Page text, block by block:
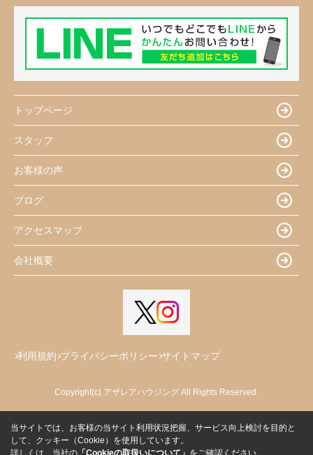
トップページ
スタッフ
お客様の声
ブログ
アクセスマップ
会社概要
利用規約 プライバシーポリシー サイトマップ
Copyright(c) アザレアハウジング All Rights Reserved.
当サイトでは、お客様の当サイト利用状況把握、サービス向上検討を目的と
して、クッキー（Cookie）を使用しています。
詳しくは、当社の 「Cookieの取扱いについて」 をご確認ください。